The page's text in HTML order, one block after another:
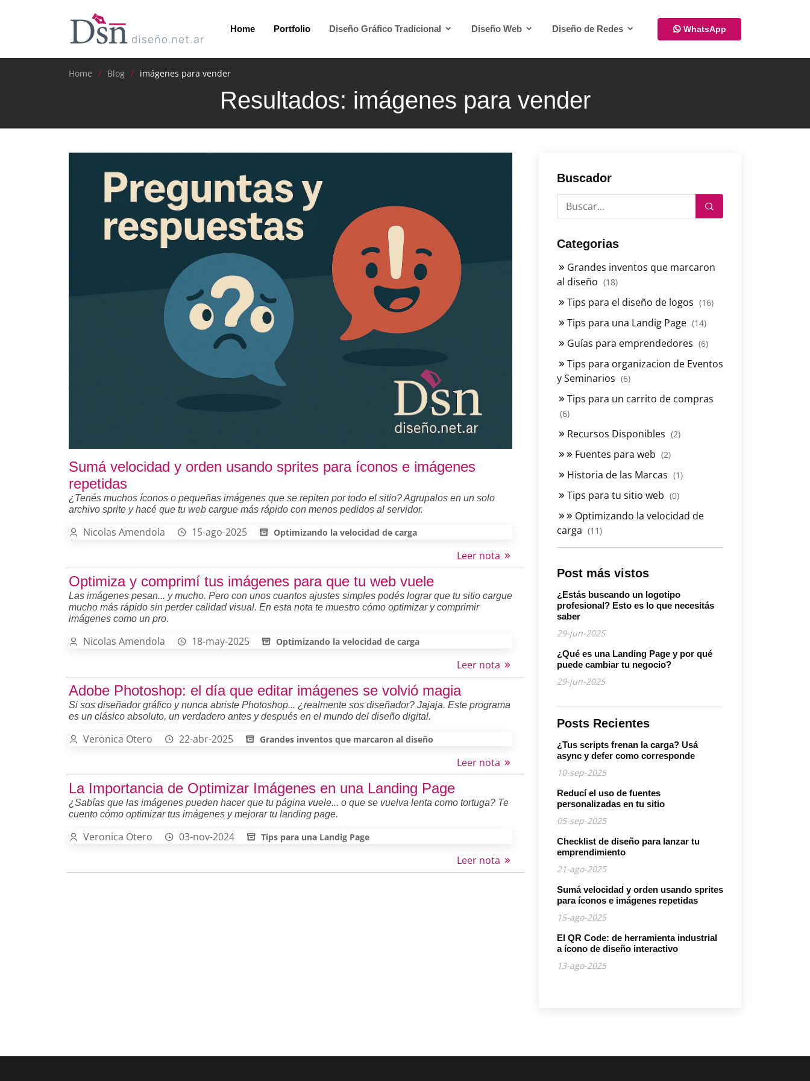
Home Portfolio Diseño Gráfico Tradicional Diseño Web Diseño de Redes WhatsApp
Home Blog imágenes para vender
Resultados: imágenes para vender
Buscador
Categorias
Grandes inventos que marcaron
al diseño (18)
Tips para el diseño de logos (16)
Tips para una Landig Page (14)
Guías para emprendedores (6)
Tips para organizacion de Eventos
y Seminarios (6)
Tips para un carrito de compras
(6)
Recursos Disponibles (2)
Fuentes para web (2)
Historia de las Marcas (1)
Tips para tu sitio web (0)
Optimizando la velocidad de
carga (11)
Post más vistos
¿Estás buscando un logotipo
profesional? Esto es lo que necesitás
saber
29-jun-2025
¿Qué es una Landing Page y por qué
puede cambiar tu negocio?
29-jun-2025
Posts Recientes
¿Tus scripts frenan la carga? Usá
async y defer como corresponde
10-sep-2025
Reducí el uso de fuentes
personalizadas en tu sitio
05-sep-2025
Checklist de diseño para lanzar tu
emprendimiento
21-ago-2025
Sumá velocidad y orden usando sprites
para íconos e imágenes repetidas
15-ago-2025
El QR Code: de herramienta industrial
a ícono de diseño interactivo
13-ago-2025
Sumá velocidad y orden usando sprites para íconos e imágenes
repetidas
¿Tenés muchos íconos o pequeñas imágenes que se repiten por todo el sitio? Agrupalos en un solo
archivo sprite y hacé que tu web cargue más rápido con menos pedidos al servidor.
Nicolas Amendola 15-ago-2025 Optimizando la velocidad de carga
Leer nota
Optimiza y comprimí tus imágenes para que tu web vuele
Las imágenes pesan... y mucho. Pero con unos cuantos ajustes simples podés lograr que tu sitio cargue
mucho más rápido sin perder calidad visual. En esta nota te muestro cómo optimizar y comprimir
imágenes como un pro.
Nicolas Amendola 18-may-2025 Optimizando la velocidad de carga
Leer nota
Adobe Photoshop: el día que editar imágenes se volvió magia
Si sos diseñador gráfico y nunca abriste Photoshop... ¿realmente sos diseñador? Jajaja. Este programa
es un clásico absoluto, un verdadero antes y después en el mundo del diseño digital.
Veronica Otero 22-abr-2025 Grandes inventos que marcaron al diseño
Leer nota
La Importancia de Optimizar Imágenes en una Landing Page
¿Sabías que las imágenes pueden hacer que tu página vuele... o que se vuelva lenta como tortuga? Te
cuento cómo optimizar tus imágenes y mejorar tu landing page.
Veronica Otero 03-nov-2024 Tips para una Landig Page
Leer nota